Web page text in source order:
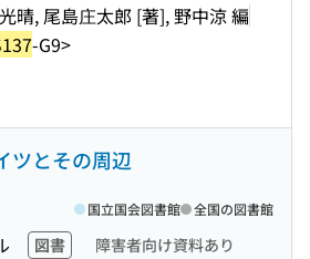
晴, 尾島庄太郎 [著], 野中涼 編
-G9>
ツとその周辺
図書 障害者向け資料あり
国立国会図書館 全国の図書館